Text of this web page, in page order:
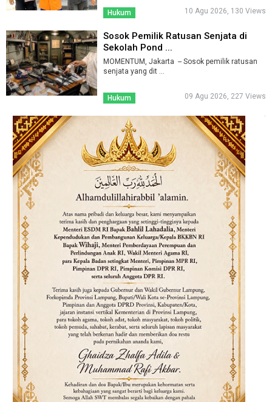
Hukum 10 Agu 2026, 130 Views
Sosok Pemilik Ratusan Senjata di
Sekolah Pond ...
MOMENTUM, Jakarta -- Sosok pemilik ratusan
senjata yang dit ...
Hukum 09 Agu 2026, 227 Views